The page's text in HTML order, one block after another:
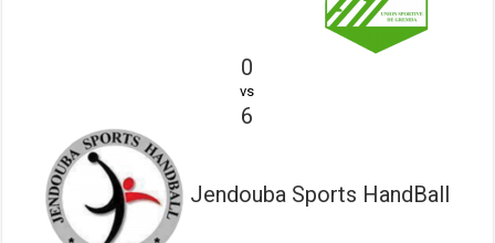
0
vs
6
Jendouba Sports HandBall